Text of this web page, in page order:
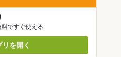
ですぐ使える
リを開く